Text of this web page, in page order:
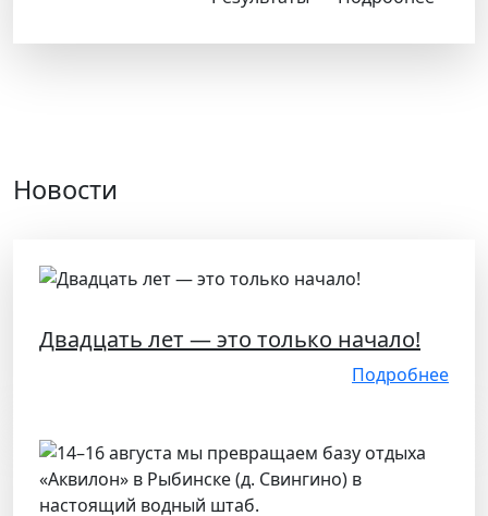
Новости
Двадцать лет — это только начало!
Подробнее